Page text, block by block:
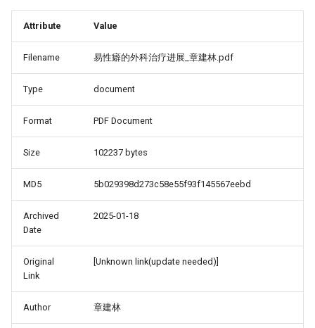
Attribute Value
Filename 易性癖的外科治疗进展_章建林.pdf
Type document
Format PDF Document
Size 102237 bytes
MD5 5b029398d273c58e55f93f145567eebd
Archived
Date
2025-01-18
Original
Link
[Unknown link(update needed)]
Author 章建林